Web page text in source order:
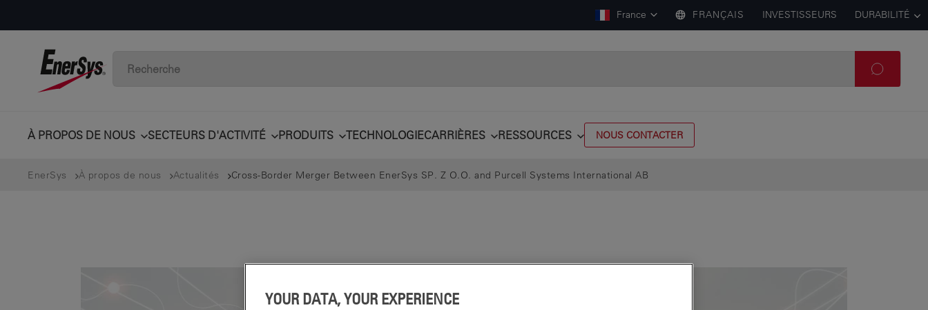
France FRANÇAIS INVESTISSEURS DURABILITÉ
À PROPOS DE NOUS SECTEURS D'ACTIVITÉ PRODUITS TECHNOLOGIECARRIÈRES RESSOURCES NOUS CONTACTER
EnerSys À propos de nous Actualités Cross-Border Merger Between EnerSys SP. Z O.O. and Purcell Systems International AB
YOUR DATA, YOUR EXPERIENCE